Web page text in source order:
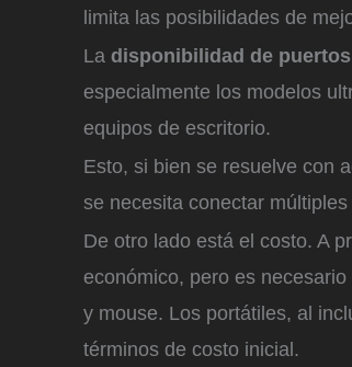
limita las posibilidades de
La disponibilidad de puertos
especialmente los modelos
equipos de escritorio.
Esto, si bien se resuelve con
se necesita conectar
De otro lado está el costo. A
económico, pero es
y mouse. Los portátiles, al
términos de costo inicial.